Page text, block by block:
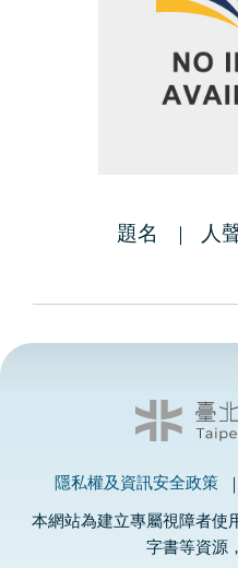
題名 人
隱私權及資訊安全政策
本網站為建立專屬視障者使
字書等資源